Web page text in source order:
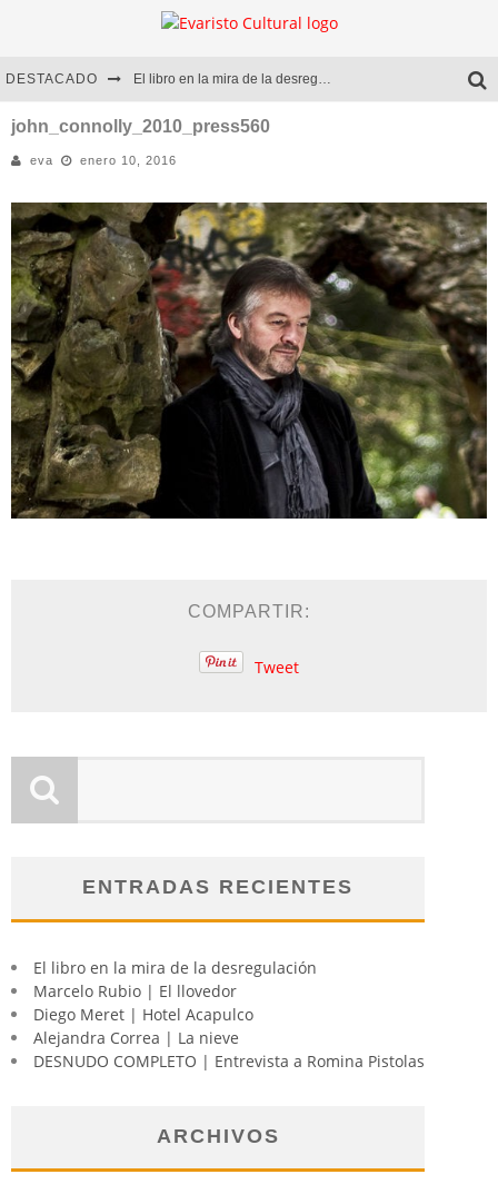
DESTACADO El libro en la mira de la desregulación
Marcelo Rubio | El llovedor
Diego Meret | Hotel Acapulco
Alejandra Correa | La nieve
john_connolly_2010_press560
eva enero 10, 2016
COMPARTIR:
Tweet
ENTRADAS RECIENTES
El libro en la mira de la desregulación
Marcelo Rubio | El llovedor
Diego Meret | Hotel Acapulco
Alejandra Correa | La nieve
DESNUDO COMPLETO | Entrevista a Romina Pistolas
ARCHIVOS